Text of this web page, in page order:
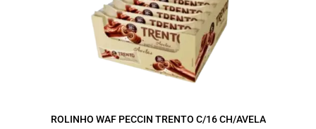
ROLINHO WAF PECCIN TRENTO C/16 CH/AVELA